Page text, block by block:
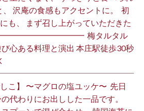
、 沢庵の食感もアクセントに。 ⁡ 初
も、 まず召し上がっていただきた
梅タルタル
心ある料理と演出 本庄駅徒歩30秒
こ】 〜マグロの塩ユッケ〜 ⁡ 先日
代わりにお出しした一品です。